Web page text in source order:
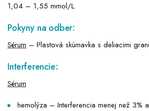
1,04 – 1,55 mmol/L
Pokyny na odber:
Sérum – Plastová skúmavka s deliacimi
Interferencie:
Sérum
hemolýza – Interferencia menej než 3%